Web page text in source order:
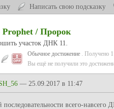
Написать свою подсказку
Prophet / Пророк
участок ДНК 11.
Обычное достижение . Получено
Вы ещё не получили это
— 25.09.2017 в 11:47
последовательности всего-